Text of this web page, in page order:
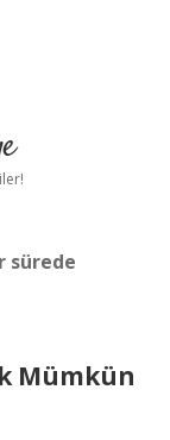
sürede
Mümkün